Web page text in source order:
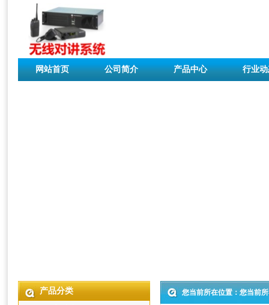
网站首页 公司简介 产品中心 行业
产品分类 您当前所在位置：您当前